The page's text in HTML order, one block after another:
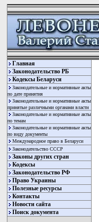
Главная
Законодательство РБ
Кодексы Беларуси
Законодательные и нормативные акты
по дате принятия
Законодательные и нормативные акты
принятые различными органами власти
Законодательные и нормативные акты
по темам
Законодательные и нормативные акты
по виду документы
Международное право в Беларуси
Законодательство СССР
Законы других стран
Кодексы
Законодательство РФ
Право Украины
Полезные ресурсы
Контакты
Новости сайта
Поиск документа